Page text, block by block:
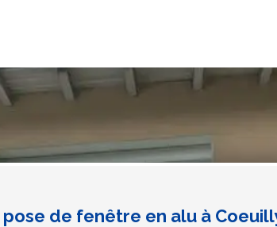
de fenêtre en alu à